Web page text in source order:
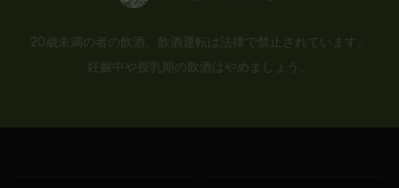
20歳未満の者の飲酒、飲酒運転は法律で禁止されています。
妊娠中や授乳期の飲酒はやめましょう。